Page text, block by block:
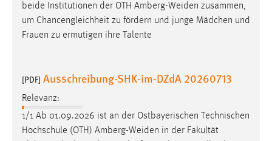
beide Institutionen der OTH Amberg-Weiden zusammen,
um Chancengleichheit zu fördern und junge Mädchen und
Frauen zu ermutigen ihre Talente
[PDF] Ausschreibung-SHK-im-DZdA 20260713
Relevanz:
1/1 Ab 01.09.2026 ist an der Ostbayerischen Technischen
Hochschule (OTH) Amberg-Weiden in der Fakultät